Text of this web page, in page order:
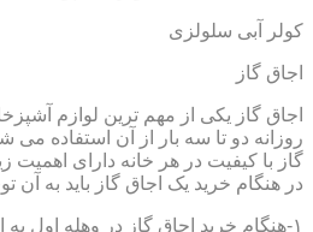
کولر آبی سلولزی
اجاق گاز
اجاق گاز یکی از مهم ترین لوازم
روزانه دو تا سه بار از آن استفاده می
گاز با کیفیت در هر خانه دارای اهمیت
در هنگام خرید یک اجاق گاز باید به
۱-هنگام خرید اجاق گاز در وهله اول به